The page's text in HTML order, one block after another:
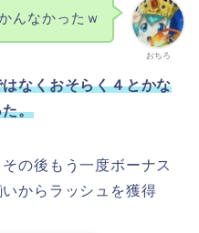
おちろ
んなかったｗ
なくおそらく４とかな
た。
の後もう一度ボーナス
からラッシュを獲得